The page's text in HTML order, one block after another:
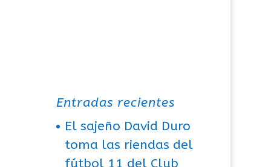
Entradas recientes
El sajeño David Duro
toma las riendas del
fútbol 11 del Club